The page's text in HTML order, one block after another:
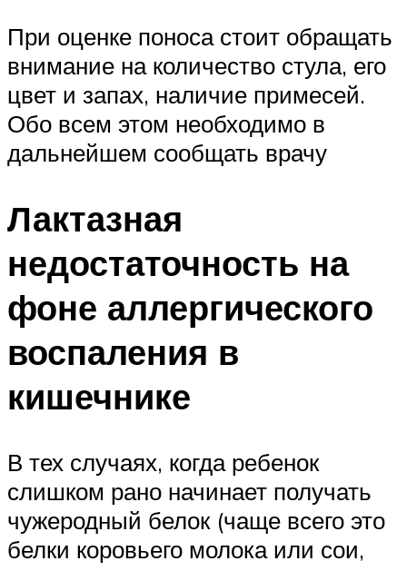
При оценке поноса стоит обращать
внимание на количество стула, его
цвет и запах, наличие примесей.
Обо всем этом необходимо в
дальнейшем сообщать врачу
Лактазная
недостаточность на
фоне аллергического
воспаления в
кишечнике
В тех случаях, когда ребенок
слишком рано начинает получать
чужеродный белок (чаще всего это
белки коровьего молока или сои,